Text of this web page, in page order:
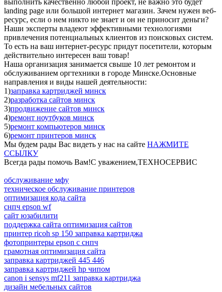
выполнить качественно любой проект, не важно это будет
landing page или большой интернет магазин. Зачем нужен веб-
ресурс, если о нем никто не знает и он не приносит деньги?
Наши эксперты владеют эффективными технологиями
привлечения потенциальных клиентов из поисковых систем.
То есть на ваш интернет-ресурс придут посетители, которым
действительно интересен ваш товар!
Наша организация занимается свыше 10 лет ремонтом и
обслуживанием оргтехники в городе Минске.Основные
направления и виды нашей деятельности:
1)заправка картриджей минск
2)разработка сайтов минск
3)продвижение сайтов минск
4)ремонт ноутбуков минск
5)ремонт компьютеров минск
6)ремонт принтеров минск
Мы будем рады Вас видеть у нас на сайте НАЖМИТЕ
ССЫЛКУ
Всегда рады помочь Вам!С уважением,ТЕХНОСЕРВИC
обслуживание мфу
техническое обслуживание принтеров
оптимизация кода сайта
снпч epson wf
сайт юзабилити
поддержка сайта оптимизация сайтов
принтер ricoh sp 150 заправка картриджа
фотопринтеры epson с снпч
грамотная оптимизация сайта
заправка картриджей 445 446
заправка картриджей hp чипом
canon i sensys mf211 заправка картриджа
дизайн мебельных сайтов